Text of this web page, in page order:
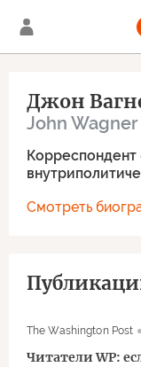
Джон
John Wagner
Корреспондент
Смотреть
The Washington Post
Читатели WP: